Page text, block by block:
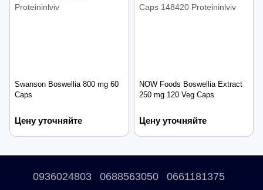
Swanson Boswellia 800 mg 60
Caps
Цену уточняйте
NOW Foods Boswellia Extract
250 mg 120 Veg Caps
Цену уточняйте
0936024803 0688563050 0661181375